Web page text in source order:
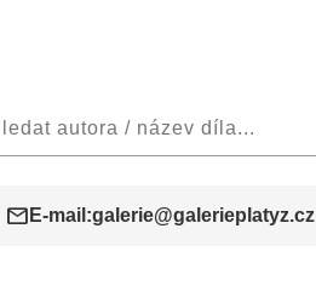
mail E-mail:galerie@galerieplatyz.cz